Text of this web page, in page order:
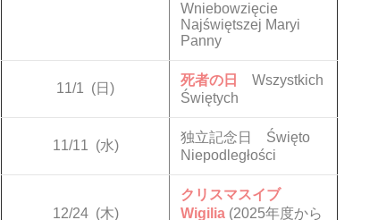
Wniebowzięcie
Najświętszej Maryi
Panny
11/1 (日)
死者の日
Wszystkich
Świętych
11/11 (水)
独立記念日 Święto
Niepodległości
12/24 (木)
クリスマスイブ
Wigilia (2025年度から